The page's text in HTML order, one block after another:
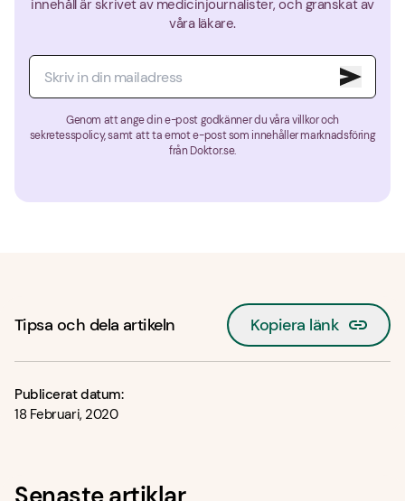
innehåll är skrivet av medicinjournalister, och granskat av
våra läkare.
Genom att ange din e-post godkänner du våra villkor och
sekretesspolicy, samt att ta emot e-post som innehåller marknadsföring
från Doktor.se.
Tipsa och dela artikeln Kopiera länk
Publicerat datum:
18 Februari, 2020